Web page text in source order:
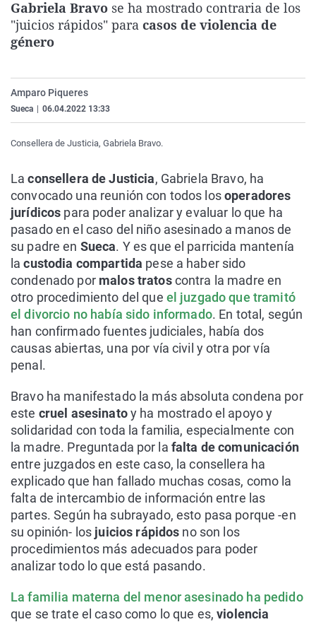
La rosa de los vientos
Caso
Extremadura
Virales
Gabriela Bravo se ha mostrado contraria de los
"juicios rápidos" para casos de violencia de
género
Amparo Piqueres
Sueca 06.04.2022 13:33
Consellera de Justicia, Gabriela Bravo.
Laconsellera de Justicia, Gabriela Bravo, ha
convocado una reunión con todos losoperadores
jurídicos para poder analizar y evaluar lo que ha
pasado en el caso del niño asesinado a manos de
su padre en Sueca. Y es que el parricida mantenía
lacustodia compartida pese a haber sido
condenado por malos tratoscontra la madre en
otro procedimiento del que el juzgado que tramitó
el divorcio no había sido informado. En total, según
han confirmado fuentes judiciales, había dos
causas abiertas, una por vía civil y otra por vía
penal.
Bravo ha manifestado la más absoluta condena por
este cruel asesinatoy ha mostrado el apoyo y
solidaridad con toda la familia, especialmente con
la madre. Preguntada por la falta de comunicación
entre juzgados en este caso, la consellera ha
explicado que han fallado muchas cosas, como la
falta de intercambio de información entre las
partes. Según ha subrayado, esto pasa porque -en
su opinión- los juicios rápidos no son los
procedimientos más adecuados para poder
analizar todo lo que está pasando.
La familia materna del menor asesinado ha pedido
que se trate el caso como lo que es,violencia